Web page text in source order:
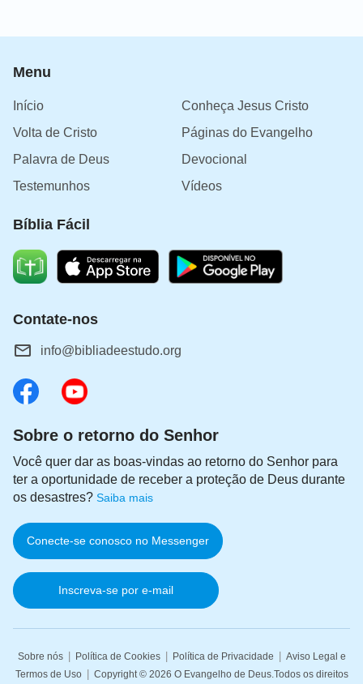
Menu
Início
Conheça Jesus Cristo
Volta de Cristo
Páginas do Evangelho
Palavra de Deus
Devocional
Testemunhos
Vídeos
Bíblia Fácil
Contate-nos
info@bibliadeestudo.org
Sobre o retorno do Senhor
Você quer dar as boas-vindas ao retorno do Senhor para
ter a oportunidade de receber a proteção de Deus durante
os desastres? Saiba mais
Conecte-se conosco no Messenger
Inscreva-se por e-mail
Sobre nós Política de Cookies Política de Privacidade
Aviso Legal e
Termos de Uso
Copyright © 2026 O Evangelho de Deus.Todos os direitos